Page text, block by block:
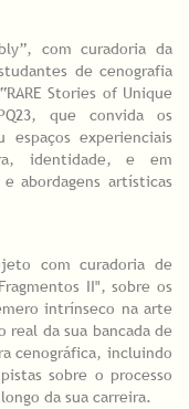
com curadoria da
de cenografia
Stories of Unique
que convida os
espaços experienciais
identidade, e em
abordagens artísticas
com curadoria de
II", sobre os
intrínseco na arte
da sua bancada de
cenográfica, incluindo
sobre o processo
da sua carreira.